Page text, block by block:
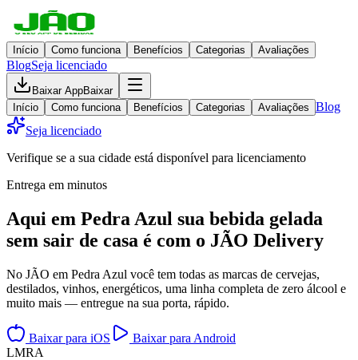
Início Como funciona Benefícios Categorias Avaliações
BlogSeja licenciado
Baixar AppBaixar
Início
Como funciona Benefícios Categorias Avaliações Blog
Seja licenciado
Verifique se a sua cidade está disponível para licenciamento
Entrega em minutos
Aqui em Pedra Azul sua bebida gelada
sem sair de casa é com o JÃO Delivery
No JÃO em Pedra Azul você tem todas as marcas de cervejas,
destilados, vinhos, energéticos, uma linha completa de zero álcool e
muito mais — entregue na sua porta, rápido.
Baixar para iOS
Baixar para Android
LMRA